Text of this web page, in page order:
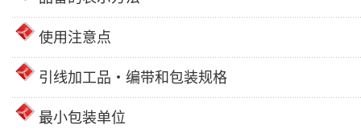
使用注意点
引线加工品・编带和包装规格
最小包装单位